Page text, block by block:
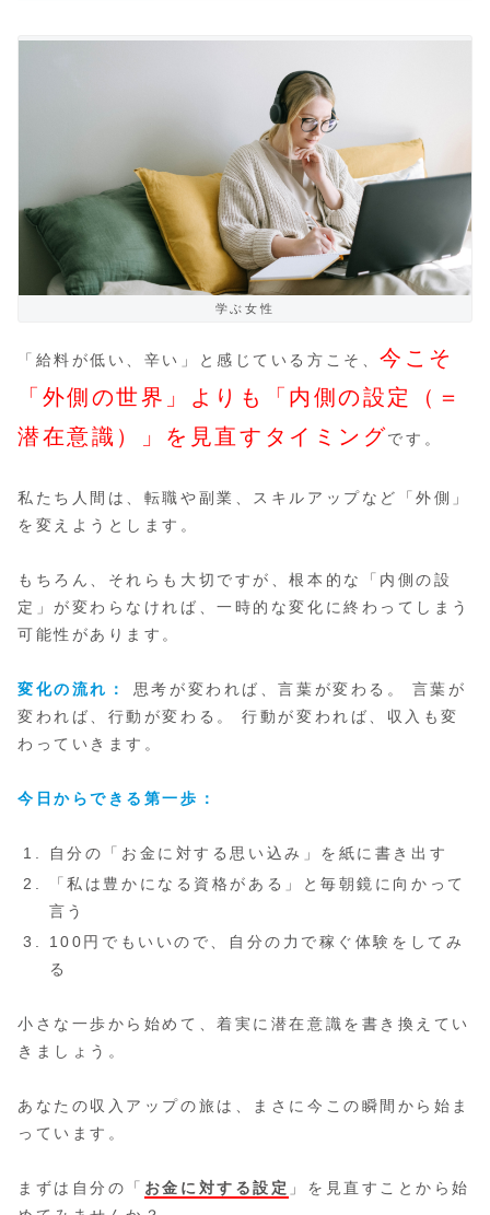
学ぶ女性
「給料が低い、辛い」と感じている方こそ、今こそ
「外側の世界」よりも「内側の設定（＝
潜在意識）」を見直すタイミングです。
私たち人間は、転職や副業、スキルアップなど「外側」
を変えようとします。
もちろん、それらも大切ですが、根本的な「内側の設
定」が変わらなければ、一時的な変化に終わってしまう
可能性があります。
変化の流れ：
思考が変われば、言葉が変わる。 言葉が
変われば、行動が変わる。 行動が変われば、収入も変
わっていきます。
今日からできる第一歩：
自分の「お金に対する思い込み」を紙に書き出す
「私は豊かになる資格がある」と毎朝鏡に向かって
言う
100円でもいいので、自分の力で稼ぐ体験をしてみ
る
小さな一歩から始めて、着実に潜在意識を書き換えてい
きましょう。
あなたの収入アップの旅は、まさに今この瞬間から始ま
っています。
まずは自分の「 お金に対する設定 」を見直すことから始